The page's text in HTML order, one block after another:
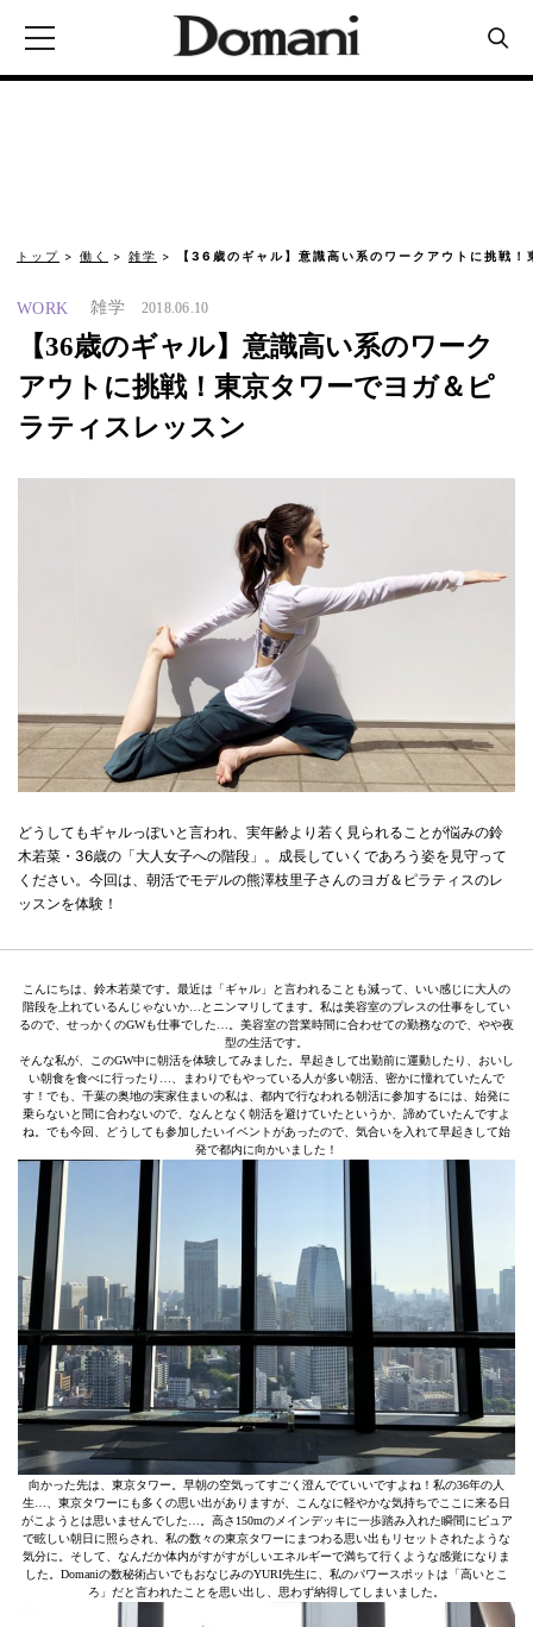
トップ 働く 雑学 【36歳のギャル】意識高い系のワークアウトに挑戦
WORK 雑学 2018.06.10
【36歳のギャル】意識高い系のワーク
アウトに挑戦！東京タワーでヨガ＆ピ
ラティスレッスン
どうしてもギャルっぽいと言われ、実年齢より若く見られることが悩みの鈴
木若菜・36歳の「大人女子への階段」。成長していくであろう姿を見守って
ください。今回は、朝活でモデルの熊澤枝里子さんのヨガ＆ピラティスのレ
ッスンを体験！
こんにちは、鈴木若菜です。最近は「ギャル」と言われることも減って、いい感じに大人の
階段を上れているんじゃないか…とニンマリしてます。私は美容室のプレスの仕事をしてい
るので、せっかくのGWも仕事でした…。美容室の営業時間に合わせての勤務なので、やや夜
型の生活です。
そんな私が、このGW中に朝活を体験してみました。早起きして出勤前に運動したり、おいし
い朝食を食べに行ったり…、まわりでもやっている人が多い朝活、密かに憧れていたんで
す！でも、千葉の奥地の実家住まいの私は、都内で行なわれる朝活に参加するには、始発に
乗らないと間に合わないので、なんとなく朝活を避けていたというか、諦めていたんですよ
ね。でも今回、どうしても参加したいイベントがあったので、気合いを入れて早起きして始
発で都内に向かいました！
向かった先は、東京タワー。早朝の空気ってすごく澄んでていいですよね！私の36年の人
生…、東京タワーにも多くの思い出がありますが、こんなに軽やかな気持ちでここに来る日
がこようとは思いませんでした…。高さ150mのメインデッキに一歩踏み入れた瞬間にピュア
で眩しい朝日に照らされ、私の数々の東京タワーにまつわる思い出もリセットされたような
気分に。そして、なんだか体内がすがすがしいエネルギーで満ちて行くような感覚になりま
した。Domaniの数秘術占いでもおなじみのYURI先生に、私のパワースポットは「高いとこ
ろ」だと言われたことを思い出し、思わず納得してしまいました。